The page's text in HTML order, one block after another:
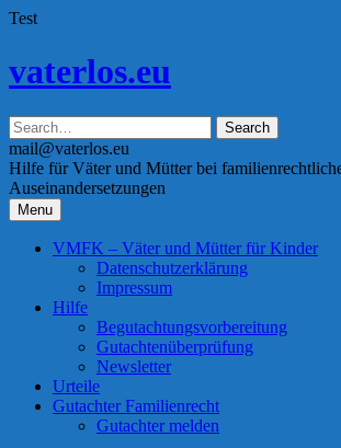
Test
to
vaterlos.eu
mail@vaterlos.eu
Hilfe für Väter und Mütter bei
Auseinandersetzungen
Menu
VMFK – Väter und Mütter für Kinder
Datenschutzerklärung
Impressum
Hilfe
Begutachtungsvorbereitung
Gutachtenüberprüfung
Newsletter
Urteile
Gutachter Familienrecht
Gutachter melden